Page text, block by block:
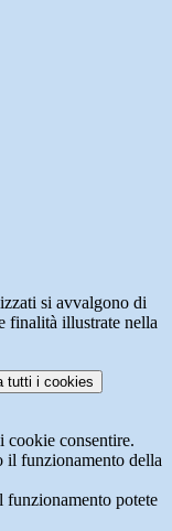
si avvalgono di
finalità illustrate nella
tutti i cookies
cookie consentire.
il funzionamento della
funzionamento potete